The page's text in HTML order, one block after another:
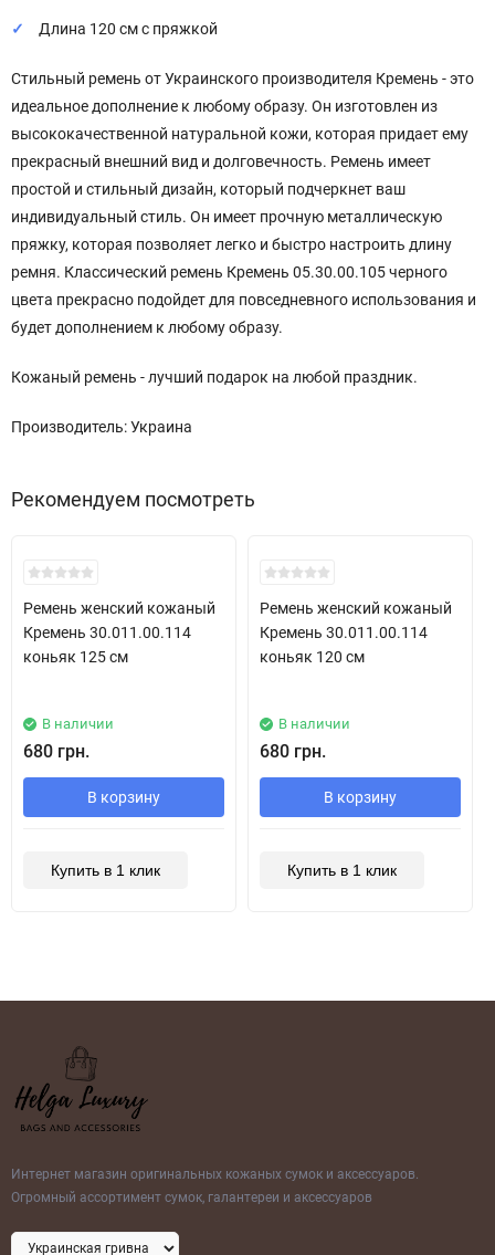
Длина 120 см с пряжкой
Стильный ремень от Украинского производителя Кремень - это
идеальное дополнение к любому образу. Он изготовлен из
высококачественной натуральной кожи, которая придает ему
прекрасный внешний вид и долговечность. Ремень имеет
простой и стильный дизайн, который подчеркнет ваш
индивидуальный стиль. Он имеет прочную металлическую
пряжку, которая позволяет легко и быстро настроить длину
ремня. Классический ремень Кремень 05.30.00.105 черного
цвета прекрасно подойдет для повседневного использования и
будет дополнением к любому образу.
Кожаный ремень - лучший подарок на любой праздник.
Производитель: Украина
Рекомендуем посмотреть
New!
Ремень женский кожаный
Кремень 30.011.00.114
коньяк 125 см
В наличии
680 грн.
В корзину
Купить в 1 клик
New!
Ремень женский кожаный
Кремень 30.011.00.114
коньяк 120 см
В наличии
680 грн.
В корзину
Купить в 1 клик
Интернет магазин оригинальных кожаных сумок и аксессуаров.
Огромный ассортимент сумок, галантереи и аксессуаров